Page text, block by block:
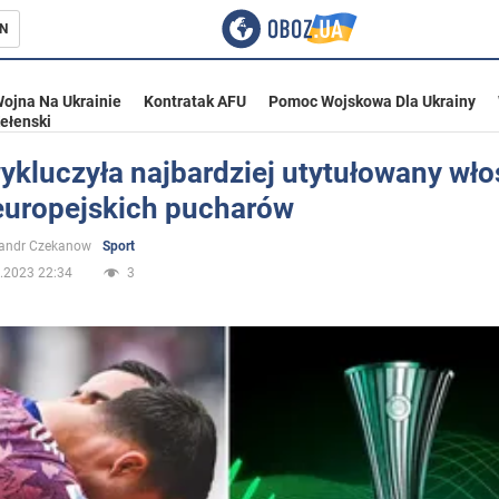
Ukrainie
Na Ukrainie Kontratak AFU Pomoc Wojskowa Dla Ukrainy
najbardziej utytułowany
pucharów
Czekanow
Sport
22:34
3